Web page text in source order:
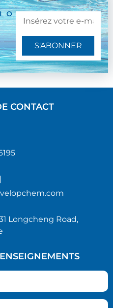
S'ABONNER
CONTACT
Longcheng Road,